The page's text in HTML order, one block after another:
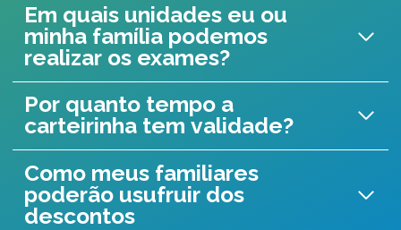
Em quais unidades eu ou
minha família podemos
realizar os exames?
Por quanto tempo a
carteirinha tem validade?
Como meus familiares
poderão usufruir dos
descontos